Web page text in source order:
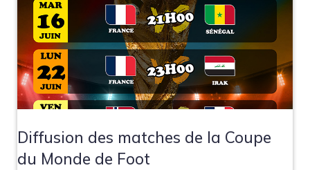
Diffusion des matches de la Coupe
du Monde de Foot